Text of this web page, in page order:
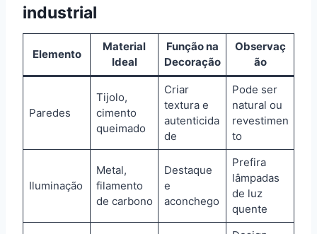
industrial
Elemento
Material
Ideal
Função na
Decoração
Observaç
ão
Paredes
Tijolo,
cimento
queimado
Criar
textura e
autenticida
de
Pode ser
natural ou
revestimen
to
Iluminação
Metal,
filamento
de carbono
Destaque
e
aconchego
Prefira
lâmpadas
de luz
quente